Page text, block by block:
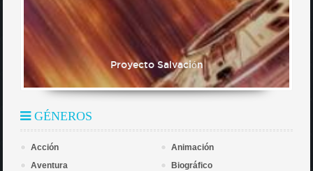
Proyecto Salvación
GÉNEROS
Acción
Animación
Aventura
Biográfico